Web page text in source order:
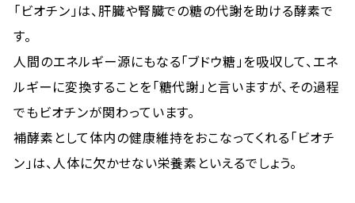
「ビオチン」は、肝臓や腎臓での糖の代謝を助ける酵素で
す。
人間のエネルギー源にもなる「ブドウ糖」を吸収して、エネ
ルギーに変換することを「糖代謝」と言いますが、その過程
でもビオチンが関わっています。
補酵素として体内の健康維持をおこなってくれる「ビオチ
ン」は、人体に欠かせない栄養素といえるでしょう。